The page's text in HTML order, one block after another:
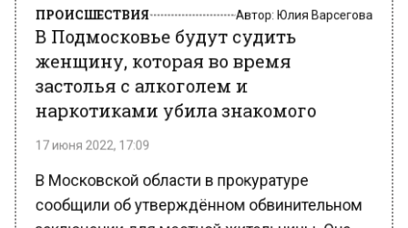
В Подмосковье будут судить
женщину, которая во время
застолья с алкоголем и
наркотиками убила знакомого
сообщили об утверждённом обвинительном
заключении для местной жительницы. Она